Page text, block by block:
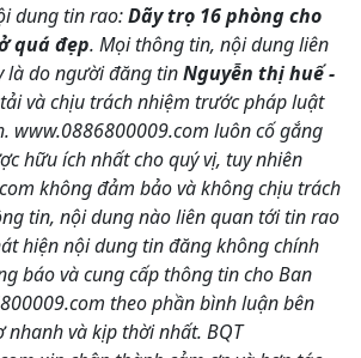
dung tin rao:Dãy trọ 16 phòng cho
quá đẹp. Mọi thông tin, nội dung liên
là do người đăng tinNguyễn thị huế -
và chịu trách nhiệm trước pháp luật
www.0886800009.com luôn cố gắng
hữu ích nhất cho quý vị, tuy nhiên
không đảm bảo và không chịu trách
tin, nội dung nào liên quan tới tin rao
hiện nội dung tin đăng không chính
báo và cung cấp thông tin cho Ban
theo phần bình luận bên
và kịp thời nhất. BQT